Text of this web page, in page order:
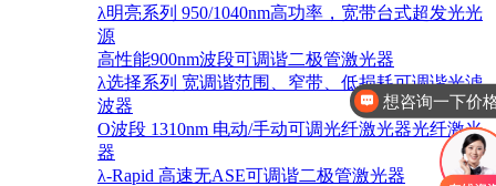
λ明亮系列 950/1040nm高功率，宽带台式超发光光
源
高性能900nm波段可调谐二极管激光器
λ选择系列 宽调谐范围、窄带、低损耗可调谐光滤
波器
O波段 1310nm 电动/手动可调光纤激光器光纤激光
器
λ-Rapid 高速无ASE可调谐二极管激光器
想咨询一下价
你好，有这几款产品